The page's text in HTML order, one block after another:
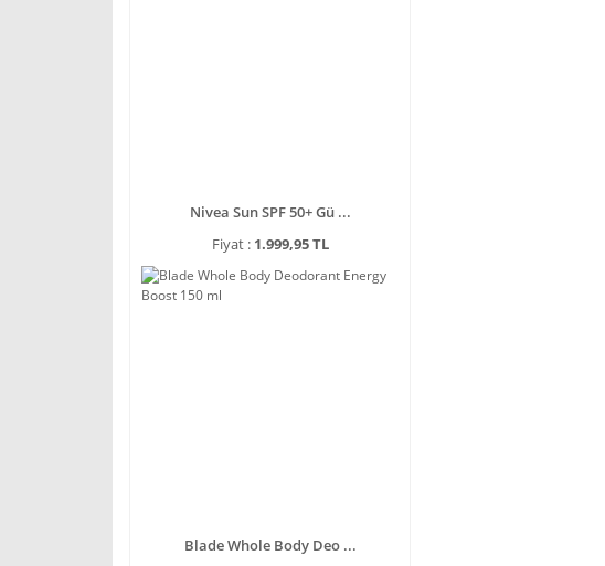
Nivea Sun SPF 50+ Gü ...
Fiyat : 1.999,95 TL
Blade Whole Body Deo ...